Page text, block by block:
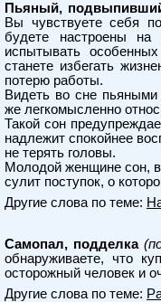
Пьяный,
Вы чувствуете себя
будете настроены
испытывать
станете избегать
потерю работы.
Видеть во сне
же легкомысленно
Такой сон
надлежит спокойнее
не терять головы.
Молодой женщине сон, в
сулит поступок, о
Другие слова по теме:
Самопал, подделка
обнаруживаете, что
осторожный человек и
Другие слова по теме: